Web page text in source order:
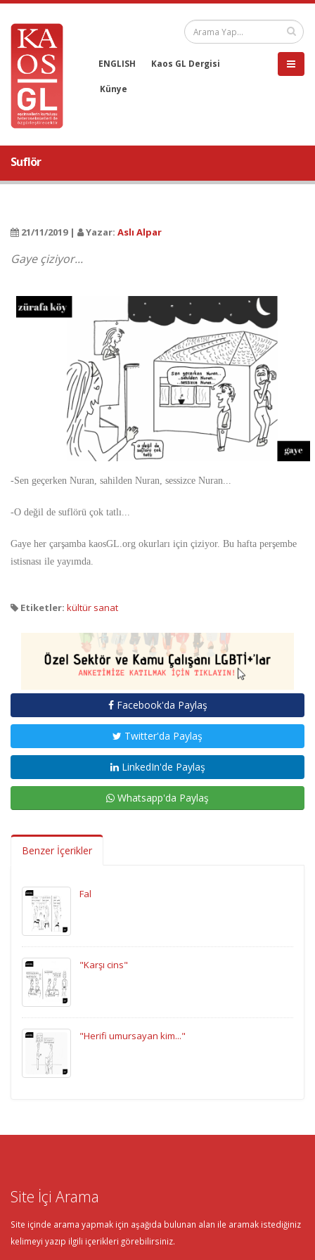
ENGLISH Kaos GL Dergisi
Künye
Suflör
21/11/2019 | Yazar: Aslı Alpar
Gaye çiziyor...
-Sen geçerken Nuran, sahilden Nuran, sessizce Nuran...
-O değil de suflörü çok tatlı...
Gaye her çarşamba kaosGL.org okurları için çiziyor. Bu hafta perşembe
istisnası ile yayımda.
Etiketler: kültür sanat
Facebook'da Paylaş
Twitter'da Paylaş
LinkedIn'de Paylaş
Whatsapp'da Paylaş
Benzer İçerikler
Fal
"Karşı cins"
"Herifi umursayan kim..."
Site İçi Arama
Site içinde arama yapmak için aşağıda bulunan alan ile aramak istediğiniz
kelimeyi yazıp ilgili içerikleri görebilirsiniz.